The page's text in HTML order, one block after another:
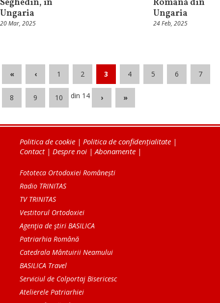
Seghedin, în
Ungaria
20 Mar, 2025
Română din
Ungaria
24 Feb, 2025
« ‹ 1 2 3 4 5 6 7
8 9 10 din 14 › »
Politica de cookie | Politica de confidențialitate |
Contact| Despre noi |Abonamente |
Fototeca Ortodoxiei Românești
Radio TRINITAS
TV TRINITAS
Vestitorul Ortodoxiei
Agenţia de ştiri BASILICA
Patriarhia Română
Catedrala Mântuirii Neamului
BASILICA Travel
Serviciul de Colportaj Bisericesc
Atelierele Patriarhiei